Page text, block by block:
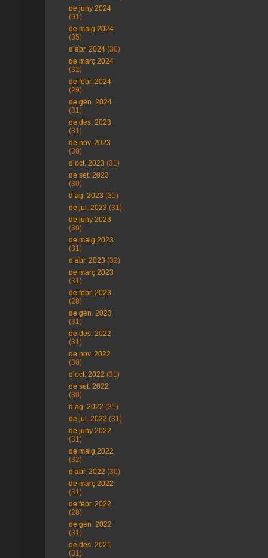
de juny 2024
(91)
de maig 2024
(35)
d’abr. 2024 (30)
de març 2024
(32)
de febr. 2024
(29)
de gen. 2024
(31)
de des. 2023
(31)
de nov. 2023
(30)
d’oct. 2023 (31)
de set. 2023
(30)
d’ag. 2023 (31)
de jul. 2023 (31)
de juny 2023
(30)
de maig 2023
(31)
d’abr. 2023 (32)
de març 2023
(31)
de febr. 2023
(28)
de gen. 2023
(31)
de des. 2022
(31)
de nov. 2022
(30)
d’oct. 2022 (31)
de set. 2022
(30)
d’ag. 2022 (31)
de jul. 2022 (31)
de juny 2022
(31)
de maig 2022
(32)
d’abr. 2022 (30)
de març 2022
(31)
de febr. 2022
(28)
de gen. 2022
(31)
de des. 2021
(31)